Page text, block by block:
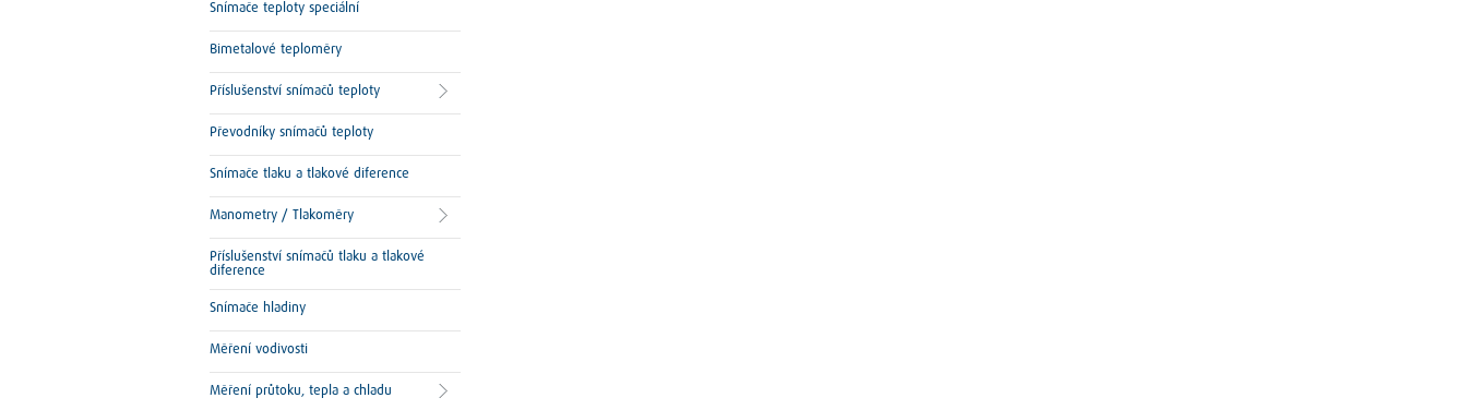
Snímače teploty speciální
Bimetalové teploměry
Příslušenství snímačů teploty
Převodníky snímačů teploty
Snímače tlaku a tlakové diference
Manometry / Tlakoměry
Příslušenství snímačů tlaku a tlakové
diference
Snímače hladiny
Měření vodivosti
Měření průtoku, tepla a chladu